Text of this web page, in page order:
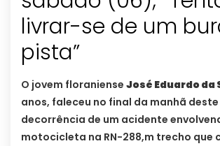
livrar-se de um
pista”
O jovem floraniense José Eduardo da
anos, faleceu no final da manhã
decorrência de um acidente
motocicleta na RN-288,m trecho que